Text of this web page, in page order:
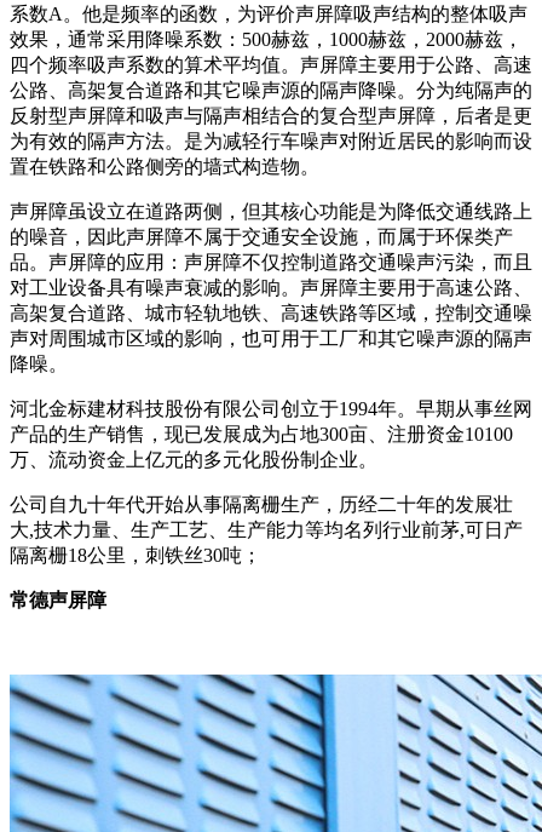
系数A。他是频率的函数，为评价声屏障吸声结构的整体吸声
效果，通常采用降噪系数：500赫兹，1000赫兹，2000赫兹，
四个频率吸声系数的算术平均值。声屏障主要用于公路、高速
公路、高架复合道路和其它噪声源的隔声降噪。分为纯隔声的
反射型声屏障和吸声与隔声相结合的复合型声屏障，后者是更
为有效的隔声方法。是为减轻行车噪声对附近居民的影响而设
置在铁路和公路侧旁的墙式构造物。
声屏障虽设立在道路两侧，但其核心功能是为降低交通线路上
的噪音，因此声屏障不属于交通安全设施，而属于环保类产
品。声屏障的应用：声屏障不仅控制道路交通噪声污染，而且
对工业设备具有噪声衰减的影响。声屏障主要用于高速公路、
高架复合道路、城市轻轨地铁、高速铁路等区域，控制交通噪
声对周围城市区域的影响，也可用于工厂和其它噪声源的隔声
降噪。
河北金标建材科技股份有限公司创立于1994年。早期从事丝网
产品的生产销售，现已发展成为占地300亩、注册资金10100
万、流动资金上亿元的多元化股份制企业。
公司自九十年代开始从事隔离栅生产，历经二十年的发展壮
大,技术力量、生产工艺、生产能力等均名列行业前茅,可日产
隔离栅18公里，刺铁丝30吨；
常德声屏障